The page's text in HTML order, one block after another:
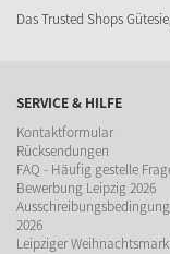
Das Trusted Shops
SERVICE & HILFE
Kontaktformular
Rücksendungen
FAQ - Häufig gestelle
Bewerbung Leipzig 2026
2026
Leipziger